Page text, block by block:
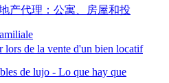
lors de la vente d'un bien locatif